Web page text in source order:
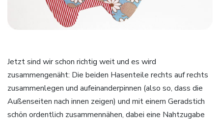
Jetzt sind wir schon richtig weit und es wird
zusammengenäht: Die beiden Hasenteile rechts auf rechts
zusammenlegen und aufeinanderpinnen (also so, dass die
Außenseiten nach innen zeigen) und mit einem Geradstich
schön ordentlich zusammennähen, dabei eine Nahtzugabe